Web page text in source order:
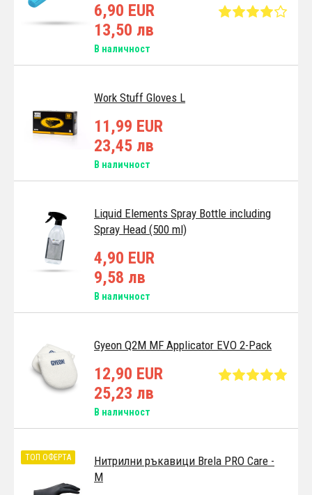
6,90 EUR
13,50 лв
В наличност
Work Stuff Gloves L
11,99 EUR
23,45 лв
В наличност
Liquid Elements Spray Bottle including
Spray Head (500 ml)
4,90 EUR
9,58 лв
В наличност
Gyeon Q2M MF Applicator EVO 2-Pack
12,90 EUR
25,23 лв
В наличност
Нитрилни ръкавици Brela PRO Care -
M
ТОП ОФЕРТА